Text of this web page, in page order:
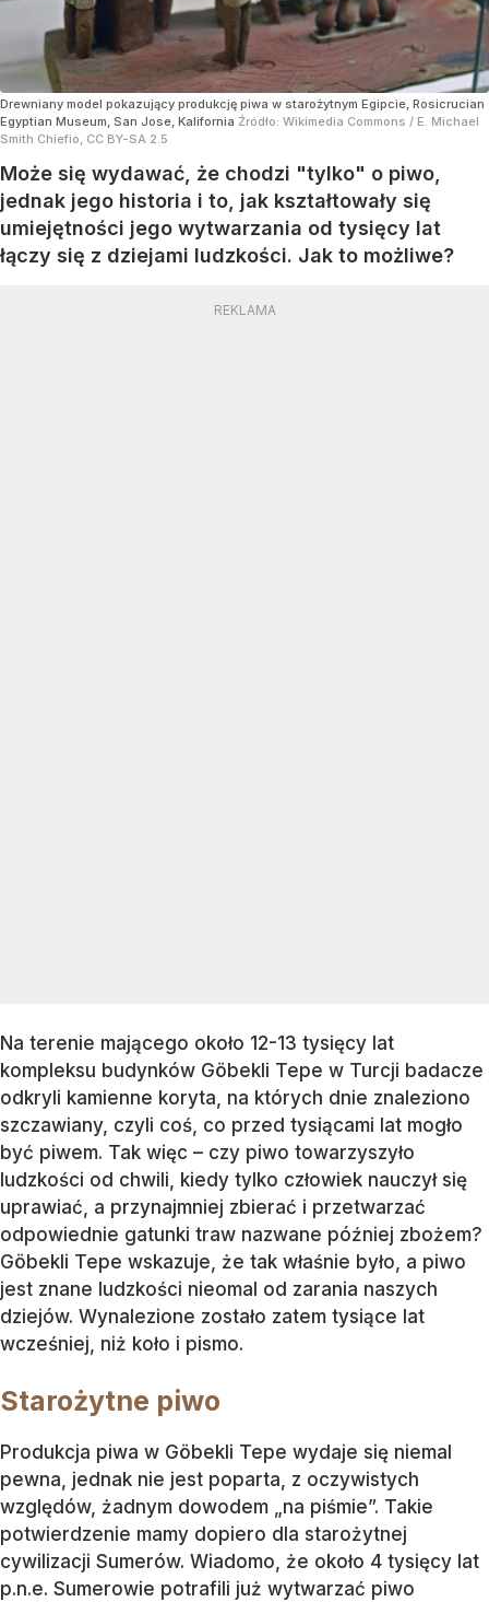
Drewniany model pokazujący produkcję piwa w starożytnym Egipcie, Rosicrucian
Egyptian Museum, San Jose, Kalifornia Źródło: Wikimedia Commons / E. Michael
Smith Chiefio, CC BY-SA 2.5
Może się wydawać, że chodzi "tylko" o piwo,
jednak jego historia i to, jak kształtowały się
umiejętności jego wytwarzania od tysięcy lat
łączy się z dziejami ludzkości. Jak to możliwe?
Na terenie mającego około 12-13 tysięcy lat
kompleksu budynków Göbekli Tepe w Turcji badacze
odkryli kamienne koryta, na których dnie znaleziono
szczawiany, czyli coś, co przed tysiącami lat mogło
być piwem. Tak więc – czy piwo towarzyszyło
ludzkości od chwili, kiedy tylko człowiek nauczył się
uprawiać, a przynajmniej zbierać i przetwarzać
odpowiednie gatunki traw nazwane później zbożem?
Göbekli Tepe wskazuje, że tak właśnie było, a piwo
jest znane ludzkości nieomal od zarania naszych
dziejów. Wynalezione zostało zatem tysiące lat
wcześniej, niż koło i pismo.
Starożytne piwo
Produkcja piwa w Göbekli Tepe wydaje się niemal
pewna, jednak nie jest poparta, z oczywistych
względów, żadnym dowodem „na piśmie”. Takie
potwierdzenie mamy dopiero dla starożytnej
cywilizacji Sumerów. Wiadomo, że około 4 tysięcy lat
p.n.e. Sumerowie potrafili już wytwarzać piwo